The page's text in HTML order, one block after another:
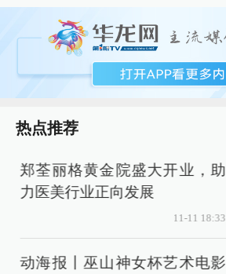
热点推荐
郑荃丽格黄金院盛大开业，助
力医美行业正向发展
11-11 18:33
动海报丨巫山神女杯艺术电影